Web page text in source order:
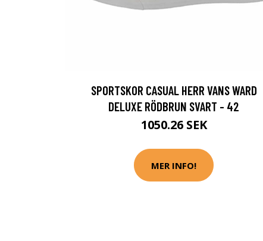
SPORTSKOR CASUAL HERR VANS WARD
DELUXE RÖDBRUN SVART - 42
1050.26 SEK
MER INFO!